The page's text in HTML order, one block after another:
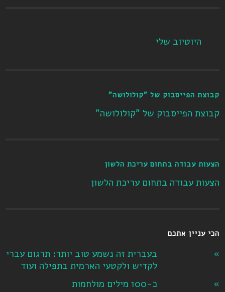
היוטיוב שלי
קבוצת הפייסבוק של "קולולושה"
קבוצת הפייסבוק של "קולולושה"
הצעות עבודה בתחום עריכת הלשון
הצעות עבודה בתחום עריכת הלשון
הכי עניין אתכם
בעברית זה נשמע טוב יותר: תרגום עברי
לקדיש ולקטעי הארמית בתפילה ועוד
כ-100 מילים מולחמות